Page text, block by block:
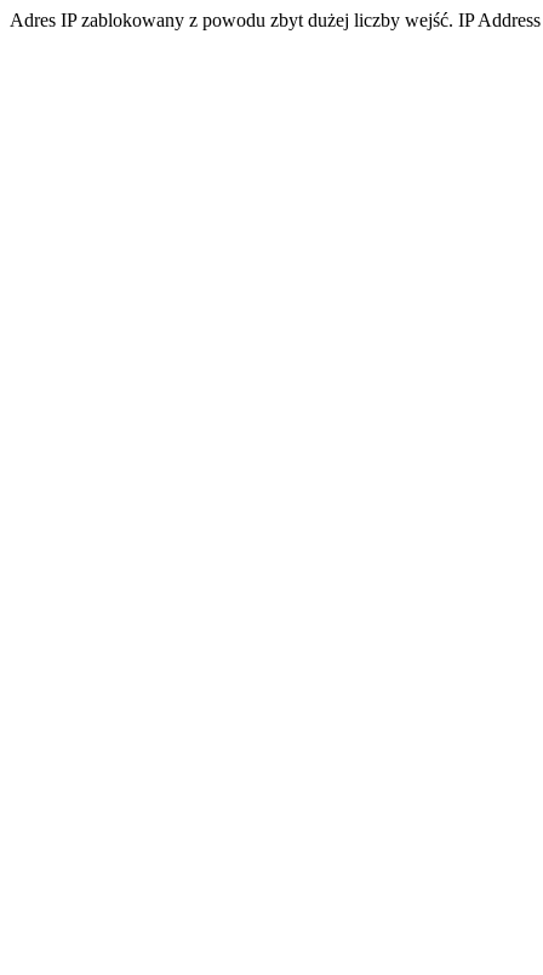
Adres IP zablokowany z powodu zbyt dużej liczby wejść. IP